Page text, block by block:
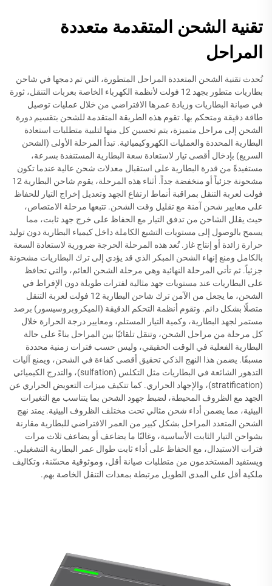
تقنية الشحن المتقدمة متعددة
المراحل
تُحدث تقنية الشحن المتعددة المراحل المتطورة، التي تم دمجها في شاحن
بطاريات متطور بجهد 12 فولت لأنظمة الكهرباء الخاصة بعربات التنقل، ثورة
في صيانة البطاريات وزيادة عمرها الافتراضي من خلال عمليات توصيل
طاقة دقيقة ومتحكم بها. تقوم هذه الطريقة المتقدمة للشحن بتقسيم دورة
الشحن إلى مراحل متميزة، يتم تحسين كل منها لتلبية متطلبات استعادة
البطارية المحددة والعمليات الكهروكيميائية. تبدأ المرحلة الأولى (الشحن
السريع) بإدخال أقصى تيار لاستعادة سعة البطارية المستنفدة بسرعة،
مستفيدةً من قدرة البطارية على استقبال معدلات شحن عالية عندما تكون
مشحونة جزئياً أو منخفضة جداً. أثناء هذه المرحلة، يقوم شاحن البطارية 12
فولت لعربة التنقل بمراقبة أنماط ارتفاع الجهد وتعديل إخراج التيار للحفاظ
على معايير شحن آمنة مع تقليل وقت الشحن. تتبعها مرحلة الامتصاص،
حيث يقلل الشاحن من تدفق التيار مع الحفاظ على خرج جهد ثابت، مما
يسمح بالوصول إلى مستويات التشبع الكاملة داخل كيمياء البطارية دون توليد
حرارة زائدة أو إنتاج غاز. تُعد هذه المرحلة الحرجة ضرورية لاستعادة السعة
بالكامل ومنع إنهاء الشحن المبكر الذي قد يؤدي إلى ترك البطاريات مشحونة
جزئياً. ثم تأتي المرحلة النهائية وهي مرحلة الشحن العائم، والتي تحافظ
على البطاريات عند مستويات جهد مثالية لفترات طويلة دون الإفراط في
الشحن، ما يجعل من الآمن ترك شاحن البطارية 12 فولت لعربة التنقل
متصلًا بشكل دائم. وتقوم أنظمة التحكم الدقيقة (الميكروبروسيسور) برصد
مستمر لجهد البطارية، وكمية التيار المستلم، ومعايير درجة الحرارة خلال
كل مرحلة من مراحل الشحن، وتنقل تلقائيًا بين المراحل بناءً على حالة
البطارية الفعلية في الوقت الحقيقي، وليس حسب فترات زمنية محددة
مسبقًا. يضمن هذا النهج الذكي تحقيق أقصى كفاءة في الشحن، ويمنع آليات
التدهور الشائعة في البطاريات مثل التكلس (sulfation)، والتدرج الكيميائي
(stratification)، والإجهاد الحراري. كما تتكيف ميزات التعويض الحراري عن
الجهد مع الظروف المحيطة، لضبط جهود الشحن بما يتناسب مع التغيرات
البيئية، مما يضمن أداء شحن مثالي تحت مختلف الظروف البيئية. يمتد نهج
الشحن المتعدد المراحل بشكل كبير من العمر الافتراضي للبطارية مقارنة
بشواحن التيار الثابت الأساسية، وغالبًا ما يضاعف أو يضاعف ثلاث مرات
فترات الاستبدال، مع الحفاظ على أداء ثابت طوال عمر البطارية التشغيلي.
ويستفيد المستخدمون من متطلبات صيانة أقل، وموثوقية محسّنة، وتكاليف
ملكية أقل على المدى الطويل مرتبطة بمعدات التنقل الخاصة بهم.